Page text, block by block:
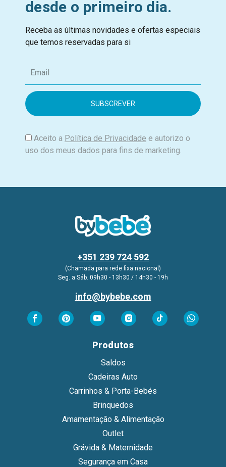
desde o primeiro dia.
Receba as últimas novidades e ofertas especiais
que temos reservadas para si
m
i
Aceito a Política de Privacidade e autorizo o
uso dos meus dados para fins de marketing.
+351 239 724 592
(Chamada para rede fixa nacional)
Seg. a Sáb. 09h30 - 13h30 / 14h30 - 19h
info@bybebe.com
Produtos
Saldos
Cadeiras Auto
Carrinhos & Porta-Bebés
Brinquedos
Amamentação & Alimentação
Outlet
Grávida & Maternidade
Segurança em Casa